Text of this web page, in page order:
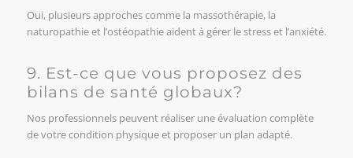
Oui, plusieurs approches comme la massothérapie, la
naturopathie et l’ostéopathie aident à gérer le stress et l’anxiété.
9. Est-ce que vous proposez des
bilans de santé globaux?
Nos professionnels peuvent réaliser une évaluation complète
de votre condition physique et proposer un plan adapté.